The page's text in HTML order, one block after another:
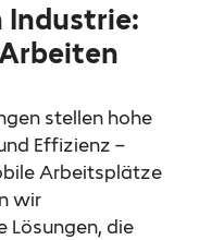
Industrie:
stellen hohe
Effizienz –
Arbeitsplätze
wir
Lösungen, die